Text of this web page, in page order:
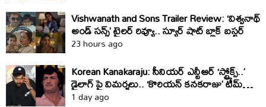
Vishwanath and Sons Trailer Review: ‘విశ్వనాథ్
అండ్ సన్స్’ ట్రైలర్ రివ్యూ.. స్యూర్ షాట్ బ్లాక్ బస్టర్
23 hours ago
Korean Kanakaraju: సీనియర్ ఎన్టీఆర్ ‘స్ట్రోక్స్..’
డైలాగ్ పై విమర్శలు.. ‘కొరియన్ కనకరాజు’ టీమ్
క్లారిటీ ఇది
1 day ago